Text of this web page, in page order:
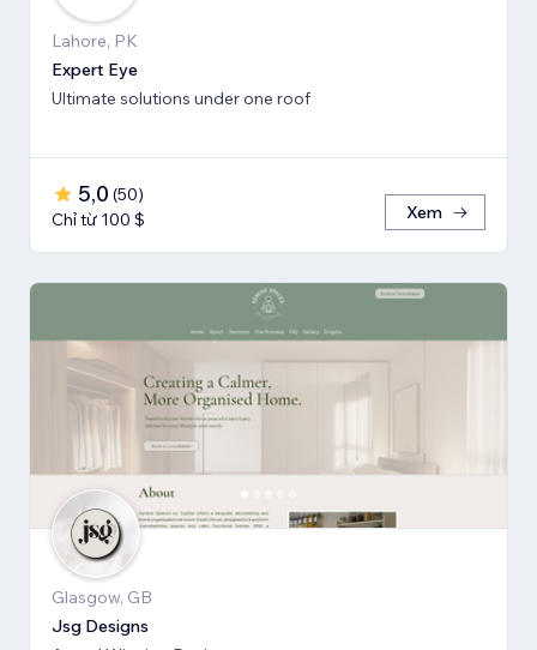
Lahore, PK
Expert Eye
Ultimate solutions under one roof
5,0 (50)
Chỉ từ 100 $
Xem
Glasgow, GB
Jsg Designs